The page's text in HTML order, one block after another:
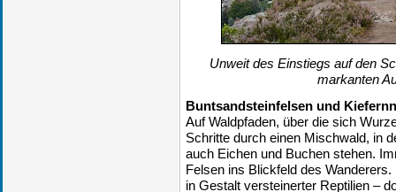
Unweit des Einstiegs auf den
markanten
Buntsandsteinfelsen und
Auf Waldpfaden, über die sich
Schritte durch einen Mischwald, in
auch Eichen und Buchen stehen.
Felsen ins Blickfeld des
in Gestalt versteinerter Reptilien –